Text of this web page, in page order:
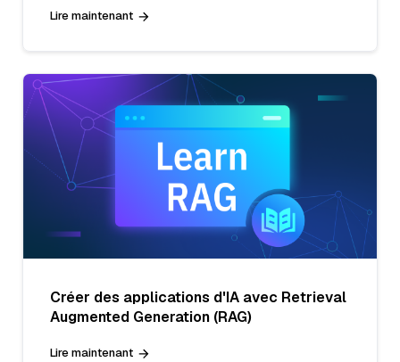
Lire maintenant
Créer des applications d'IA avec Retrieval
Augmented Generation (RAG)
Lire maintenant